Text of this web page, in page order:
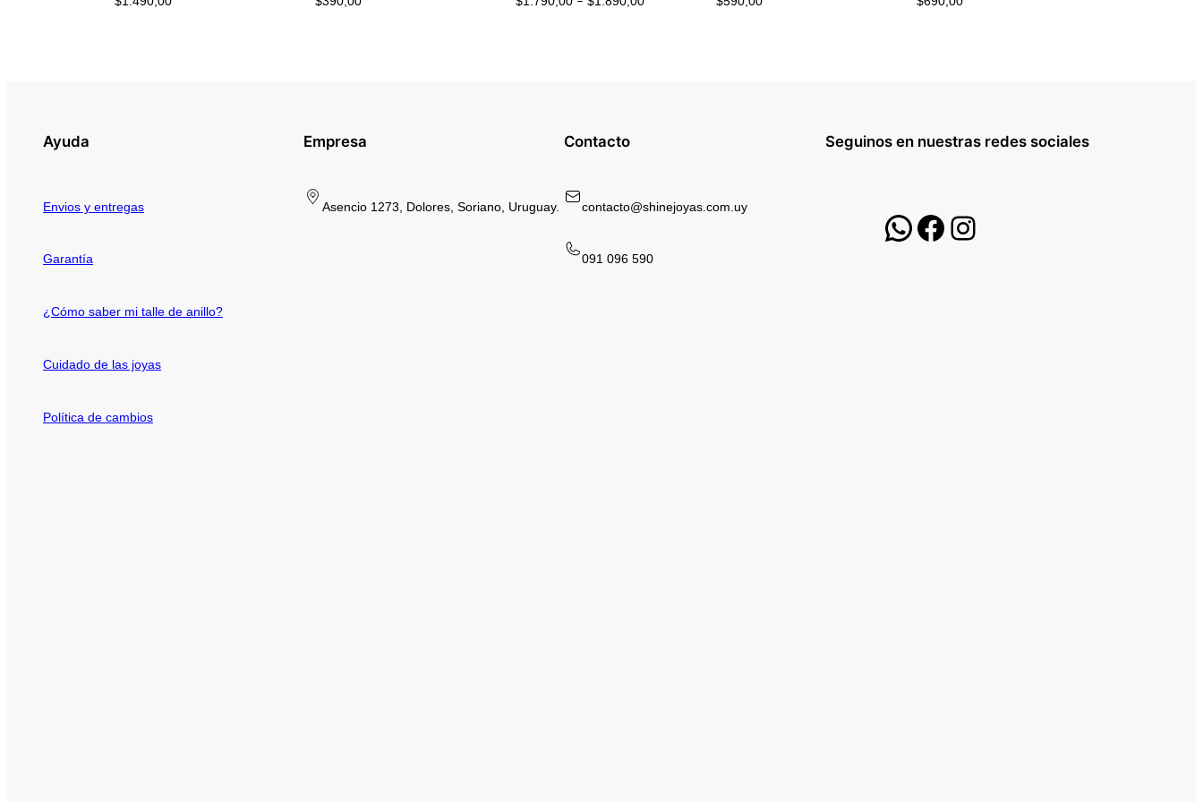
Ayuda
Envios y entregas
Garantía
¿Cómo saber mi talle de anillo?
Cuidado de las joyas
Política de cambios
Empresa
Asencio 1273, Dolores, Soriano, Uruguay.
Contacto
contacto@shinejoyas.com.uy
091 096 590
Seguinos en nuestras redes sociales
WhatsApp Facebook Instagram